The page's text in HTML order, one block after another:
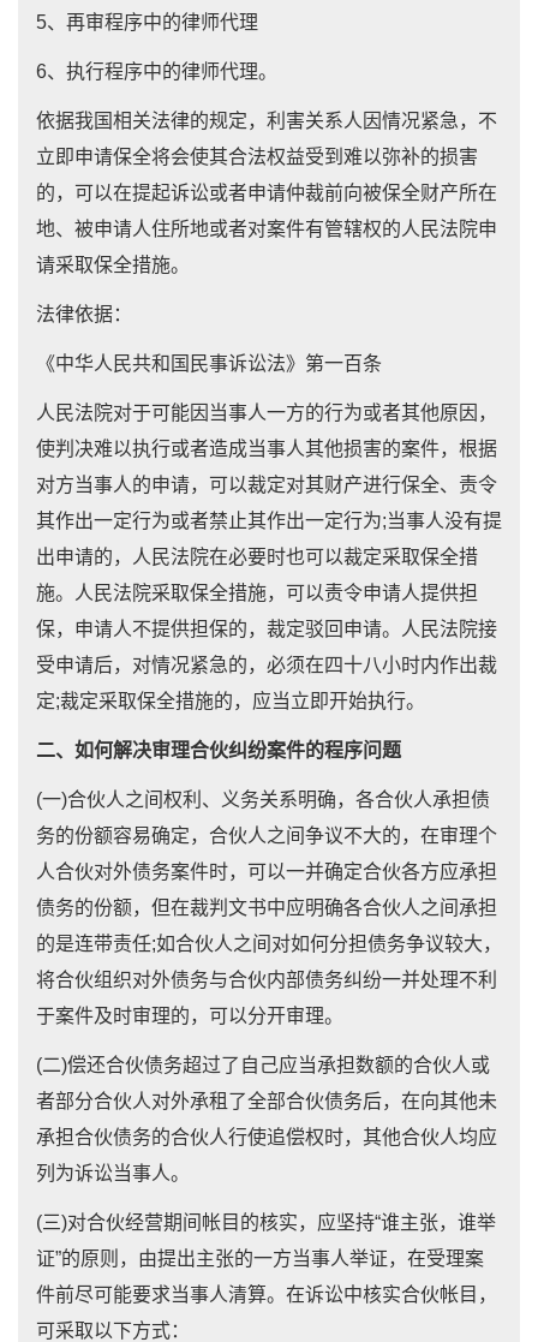
5、再审程序中的律师代理
6、执行程序中的律师代理。
依据我国相关法律的规定，利害关系人因情况紧急，不
立即申请保全将会使其合法权益受到难以弥补的损害
的，可以在提起诉讼或者申请仲裁前向被保全财产所在
地、被申请人住所地或者对案件有管辖权的人民法院申
请采取保全措施。
法律依据：
《中华人民共和国民事诉讼法》第一百条
人民法院对于可能因当事人一方的行为或者其他原因，
使判决难以执行或者造成当事人其他损害的案件，根据
对方当事人的申请，可以裁定对其财产进行保全、责令
其作出一定行为或者禁止其作出一定行为;当事人没有提
出申请的，人民法院在必要时也可以裁定采取保全措
施。人民法院采取保全措施，可以责令申请人提供担
保，申请人不提供担保的，裁定驳回申请。人民法院接
受申请后，对情况紧急的，必须在四十八小时内作出裁
定;裁定采取保全措施的，应当立即开始执行。
二、如何解决审理合伙纠纷案件的程序问题
(一)合伙人之间权利、义务关系明确，各合伙人承担债
务的份额容易确定，合伙人之间争议不大的，在审理个
人合伙对外债务案件时，可以一并确定合伙各方应承担
债务的份额，但在裁判文书中应明确各合伙人之间承担
的是连带责任;如合伙人之间对如何分担债务争议较大，
将合伙组织对外债务与合伙内部债务纠纷一并处理不利
于案件及时审理的，可以分开审理。
(二)偿还合伙债务超过了自己应当承担数额的合伙人或
者部分合伙人对外承租了全部合伙债务后，在向其他未
承担合伙债务的合伙人行使追偿权时，其他合伙人均应
列为诉讼当事人。
(三)对合伙经营期间帐目的核实，应坚持“谁主张，谁举
证”的原则，由提出主张的一方当事人举证，在受理案
件前尽可能要求当事人清算。在诉讼中核实合伙帐目，
可采取以下方式：